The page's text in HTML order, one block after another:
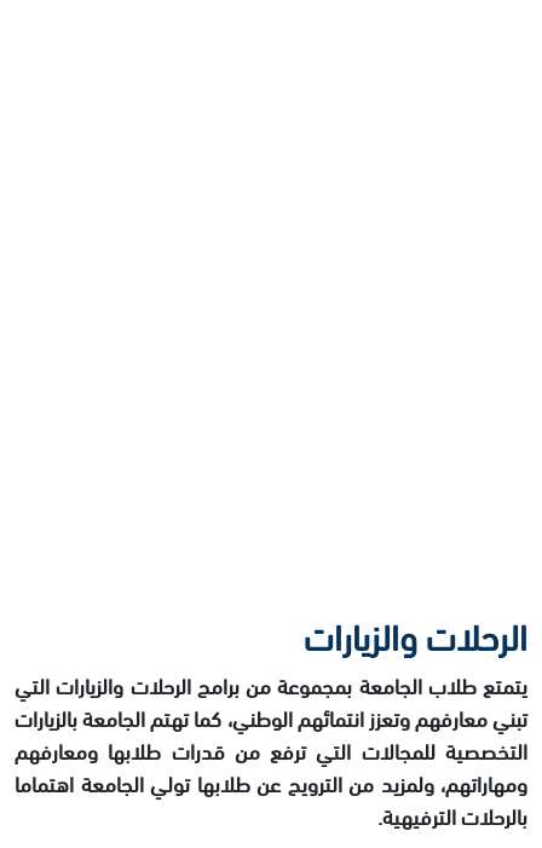
الرحلات والزيارات
يتمتع طلاب الجامعة بمجموعة من برامج الرحلات والزيارات التي
تبني معارفهم وتعزز انتمائهم الوطني، كما تهتم الجامعة بالزيارات
التخصصية للمجالات التي ترفع من قدرات طلابها ومعارفهم
ومهاراتهم، ولمزيد من الترويح عن طلابها تولي الجامعة اهتماما
بالرحلات الترفيهية.